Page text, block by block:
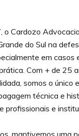
o Cardozo
do Sul na
em casos
Com + de 25
somos o único
técnica e
profissionais e
mantivemos uma